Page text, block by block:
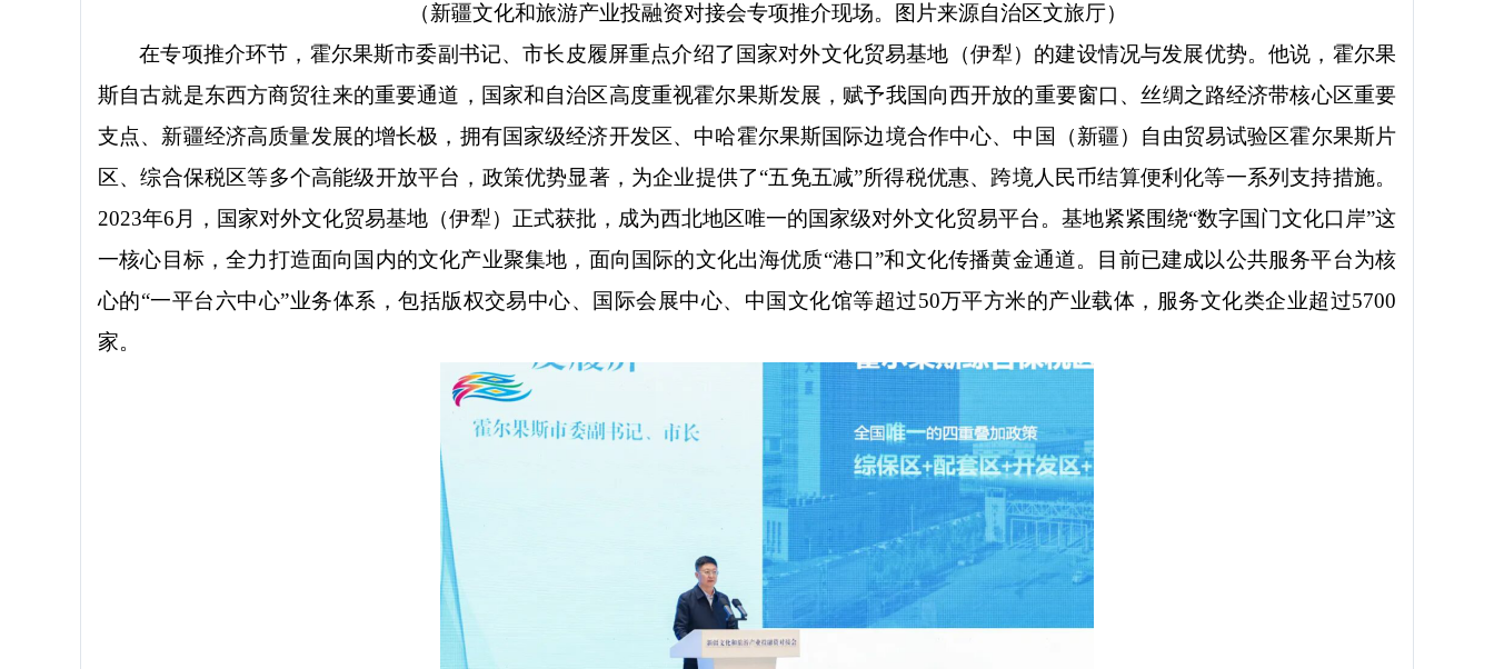
（新疆文化和旅游产业投融资对接会专项推介现场。图片来源自治区文旅厅）
在专项推介环节，霍尔果斯市委副书记、市长皮履屏重点介绍了国家对外文化贸易基地（伊犁）的建设情况与发展优势。他说，霍尔果
斯自古就是东西方商贸往来的重要通道，国家和自治区高度重视霍尔果斯发展，赋予我国向西开放的重要窗口、丝绸之路经济带核心区重要
支点、 新疆经济高质量发展的增长极 ，拥有国家级经济开发区、中哈霍尔果斯国际边境合作中心、中国（新疆）自由贸易试验区霍尔果斯片
区、综合保税区等多个高能级开放平台，政策优势显著，为企业提供了“五免五减”所得税优惠、跨境人民币结算便利化等一系列支持措施。
2023年6月，国家对外文化贸易基地（伊犁）正式获批，成为西北地区唯一的国家级对外文化贸易平台。基地紧紧围绕“数字国门文化口岸”这
一核心目标，全力打造面向国内的文化产业聚集地，面向国际的文化出海优质“港口”和文化传播黄金通道。
目前已建成以公共服务平台为核
心的“一平台六中心”业务体系，包括版权交易中心、国际会展中心、中国文化馆等超过50万平方米的产业载体，服务文化类企业超过5700
家。